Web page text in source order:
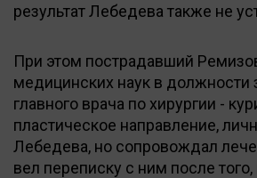
результат Лебедева также не
При этом пострадавший
медицинских наук в должности
главного врача по хирургии -
пластическое направление,
Лебедева, но сопровождал
вел переписку с ним после того,